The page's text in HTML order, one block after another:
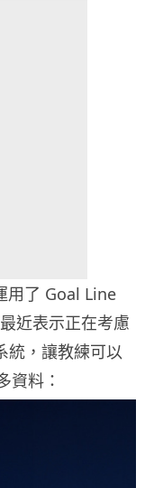
用了 Goal Line
近表示正在考慮
統，讓教練可以
資料：